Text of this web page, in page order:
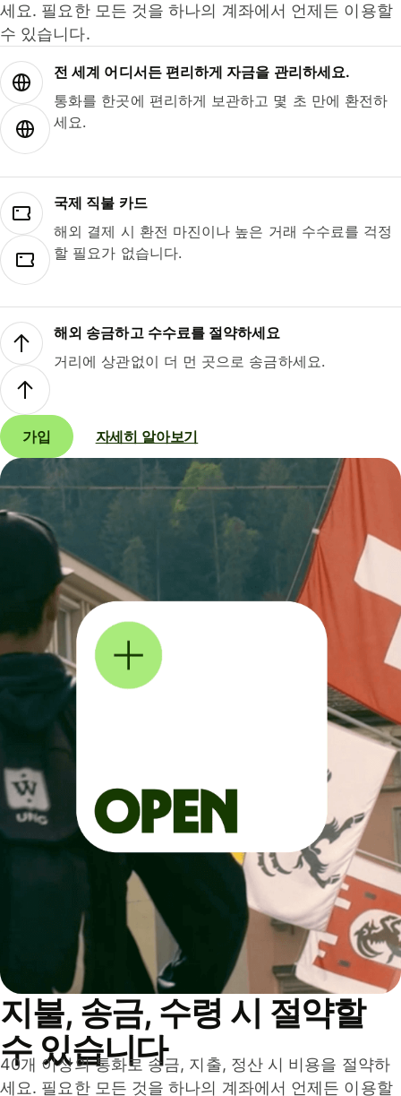
세요. 필요한 모든 것을 하나의 계좌에서 언제든 이용할
수 있습니다.
전 세계 어디서든 편리하게 자금을 관리하세요.
통화를 한곳에 편리하게 보관하고 몇 초 만에 환전하
세요.
국제 직불 카드
해외 결제 시 환전 마진이나 높은 거래 수수료를 걱정
할 필요가 없습니다.
해외 송금하고 수수료를 절약하세요
거리에 상관없이 더 먼 곳으로 송금하세요.
가입 자세히 알아보기
지불, 송금, 수령 시 절약할
수 있습니다
40개 이상의 통화로 송금, 지출, 정산 시 비용을 절약하
세요. 필요한 모든 것을 하나의 계좌에서 언제든 이용할